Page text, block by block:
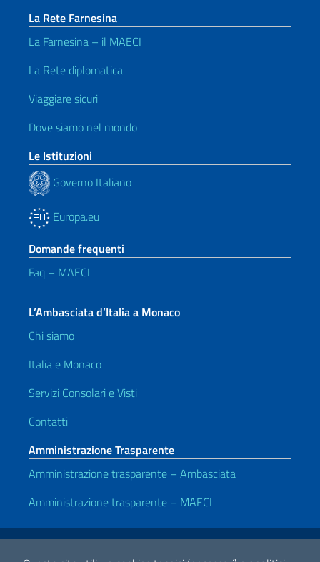
La Rete Farnesina
La Farnesina – il MAECI
La Rete diplomatica
Viaggiare sicuri
Dove siamo nel mondo
Le Istituzioni
Governo Italiano
Europa.eu
Domande frequenti
Faq – MAECI
L’Ambasciata d’Italia a Monaco
Chi siamo
Italia e Monaco
Servizi Consolari e Visti
Contatti
Amministrazione Trasparente
Amministrazione trasparente – Ambasciata
Amministrazione trasparente – MAECI
Link Utili